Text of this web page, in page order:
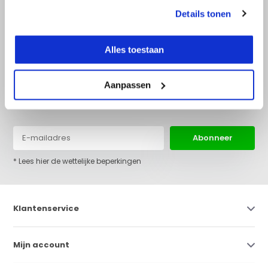
Details tonen
Alles toestaan
Aanpassen
Blijf op de hoogte van het laatste nieuws en onze acties:
Abonneer
* Lees hier de wettelijke beperkingen
Klantenservice
Mijn account